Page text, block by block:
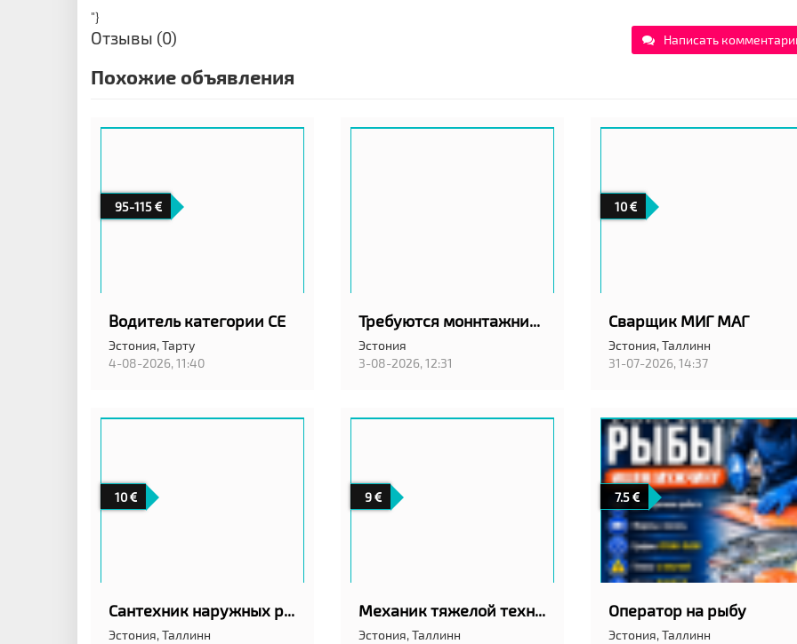
"}
Отзывы (0) Написать
Похожие объявления
95-115
Водитель категории CE
Эстония,Тарту
4-08-2026, 11:40
Требуются моннтажники вентиляции в город Вильянди! С проживанием!
Эстония
3-08-2026, 12:31
10
Сварщик МИГ МАГ
Эстония,Таллинн
31-07-2026, 14:37
10
Сантехник наружных работ
Эстония,Таллинн
9
Механик тяжелой техники
Эстония,Таллинн
7.5
Оператор на рыбу
Эстония,Таллинн